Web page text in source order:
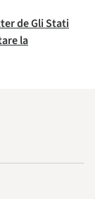
de Gli Stati
la